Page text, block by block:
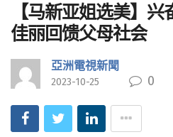
【马新亚姐选美】
佳丽回馈父母社会
亞洲電視新聞
2023-10-25 0